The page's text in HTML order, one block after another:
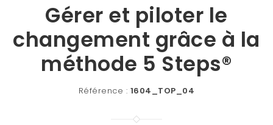
n
Gérer et piloter le
changement grâce à la
méthode 5 Steps®
Référence : 1604_TOP_04